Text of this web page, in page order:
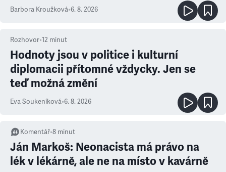
Barbora Kroužková•6. 8. 2026
Rozhovor•12 minut
Hodnoty jsou v politice i kulturní
diplomacii přítomné vždycky. Jen se
teď možná změní
Eva Soukeníková•6. 8. 2026
Komentář•8 minut
Ján Markoš: Neonacista má právo na
lék v lékárně, ale ne na místo v kavárně